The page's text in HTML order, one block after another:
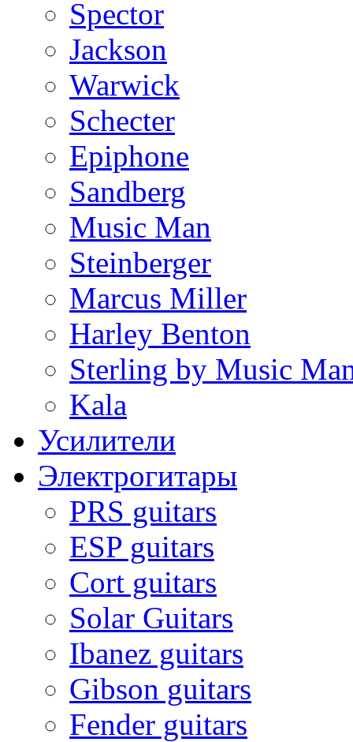
Spector
Jackson
Warwick
Schecter
Epiphone
Sandberg
Music Man
Steinberger
Marcus Miller
Harley Benton
Sterling by Music
Kala
Усилители
Электрогитары
PRS guitars
ESP guitars
Cort guitars
Solar Guitars
Ibanez guitars
Gibson guitars
Fender guitars